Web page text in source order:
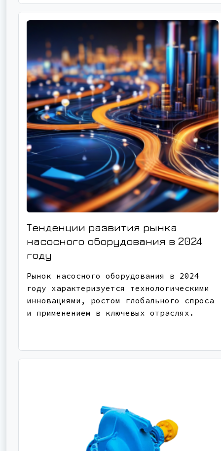
Тенденции развития рынка
насосного оборудования в 2024
году
Рынок насосного оборудования в 2024
году характеризуется технологическими
инновациями, ростом глобального спроса
и применением в ключевых отраслях.